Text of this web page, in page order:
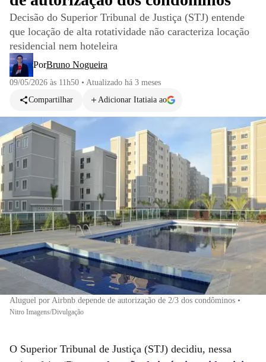
Decisão do Superior Tribunal de Justiça (STJ) entende
que locação de alta rotatividade não caracteriza locação
residencial nem hoteleira
PorBruno Nogueira
09/05/2026 às 11h50 • Atualizado há 3 meses
Compartilhar
Adicionar Itatiaia ao
Aluguel por Airbnb depende de autorização de 2/3 dos condôminos •
Nitro Imagens/Divulgação
O Superior Tribunal de Justiça (STJ) decidiu, nessa